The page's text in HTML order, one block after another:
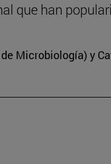
que han
Microbiología) y